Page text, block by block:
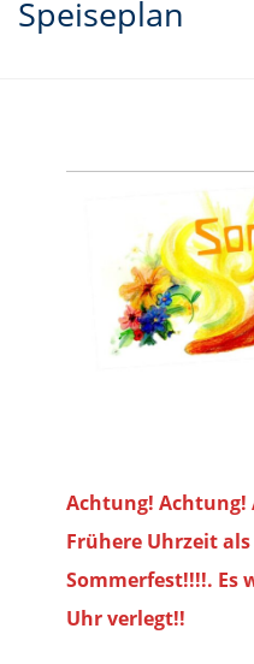
Speiseplan
Achtung! Achtung!
Frühere Uhrzeit
Sommerfest!!!!. Es
Uhr verlegt!!